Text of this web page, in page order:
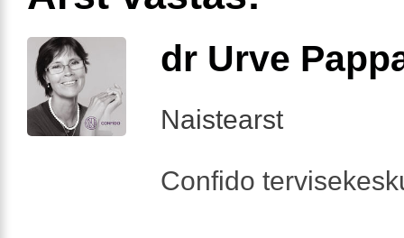
dr Urve
Naistearst
Confido